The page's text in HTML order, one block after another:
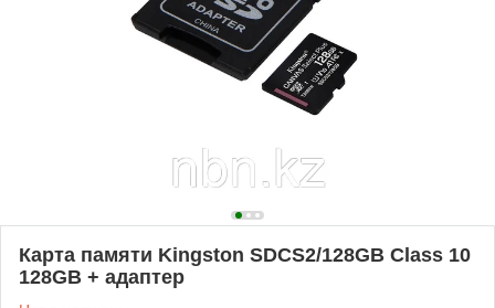
Карта памяти Kingston SDCS2/128GB Class 10
128GB + адаптер